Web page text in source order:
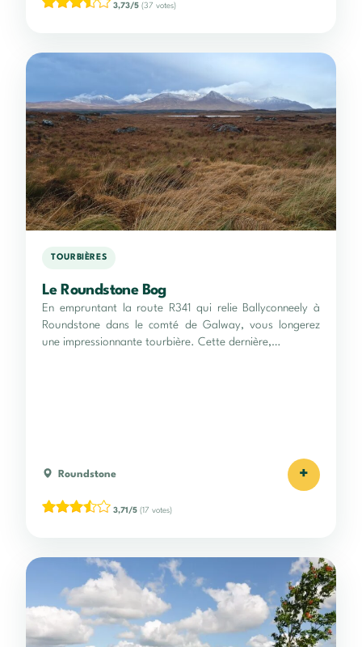
3,73/5 (37 votes)
TOURBIÈRES
Le Roundstone Bog
En empruntant la route R341 qui relie Ballyconneely à
Roundstone dans le comté de Galway, vous longerez
une impressionnante tourbière. Cette dernière,…
Roundstone +
3,71/5 (17 votes)